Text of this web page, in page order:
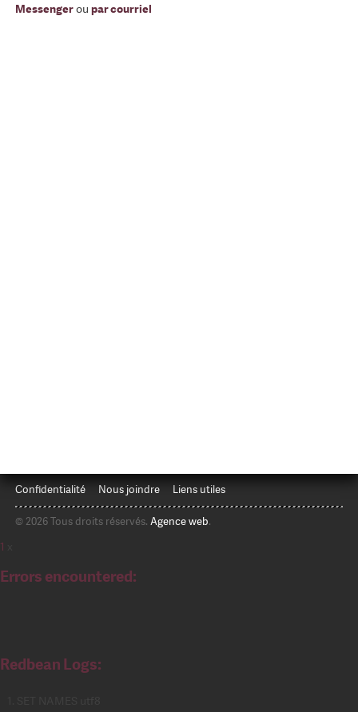
Messengerou par courriel
Confidentialité Nous joindre Liens utiles
© 2026 Tous droits réservés. Agence web.
1
Errors encountered:
Redbean Logs: